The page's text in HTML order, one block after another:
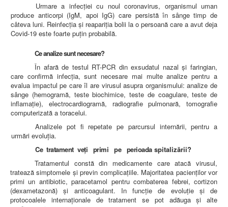
LEGISLAȚIE
ECONOMIC
ACHIZIŢII PUBLICE
BUGET
CONTRACTE C.A.S.
CONTRACTE PROGRAME NAȚIONALE
CHELTUIELI
CONSILIU DE ETICĂ
CONTACT
INFORMAŢII CONTACT
RUTE ACCES
RELAȚIA CU MASS-MEDIA
PURTĂTOR DE CUVÂNT
REGULI ACCES MASS-MEDIA
ORAR AUDIENŢE
COMUNICATE
HARTĂ SITE
PROGRAMARE ONLINE
Urmare a infecției cu noul coronavirus, organismul uman
produce anticorpi (IgM, apoi IgG) care persistă în sânge timp de
câteva luni. Reinfecția și reapariția bolii la o persoană care a avut deja
Covid-19 este foarte puțin probabilă.
Ce analize sunt necesare?
În afară de testul RT-PCR din exsudatul nazal și faringian,
care confirmă infecția, sunt necesare mai multe analize pentru a
evalua impactul pe care îl are virusul asupra organismului: analize de
sânge (hemogramă, teste biochimice, teste de coagulare, teste de
inflamație), electrocardiogramă, radiografie pulmonară, tomografie
computerizată a toracelui.
Analizele pot fi repetate pe parcursul internării, pentru a
urmări evoluția.
Ce tratament veți primi pe perioada spitalizării?
Tratamentul constă din medicamente care atacă virusul,
tratează simptomele și previn complicațiile. Majoritatea pacienților vor
primi un antibiotic, paracetamol pentru combaterea febrei, cortizon
(dexametazonă) și anticoagulant. In funcție de evoluție și de
protocoalele internaționale de tratament se pot adăuga și alte